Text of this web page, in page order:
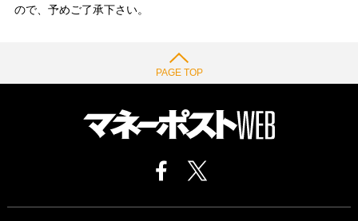
ので、予めご了承下さい。
PAGE TOP